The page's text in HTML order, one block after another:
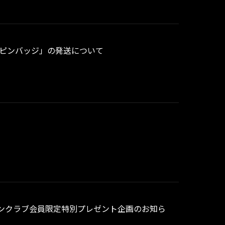
ンバッジ」の発送について
クラブ会員限定特別プレゼント企画のお知ら